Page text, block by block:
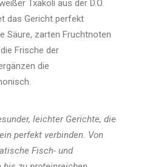
Txakoli aus der D.O.
das Gericht perfekt
Säure, zarten Fruchtnoten
Frische der
die
leichter Gerichte, die
perfekt verbinden. Von
Fisch- und